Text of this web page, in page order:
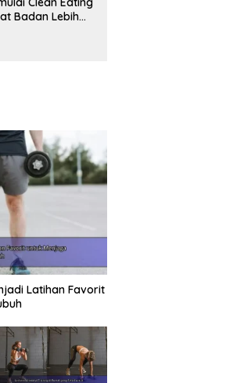
Badan Lebih
Latihan Favorit